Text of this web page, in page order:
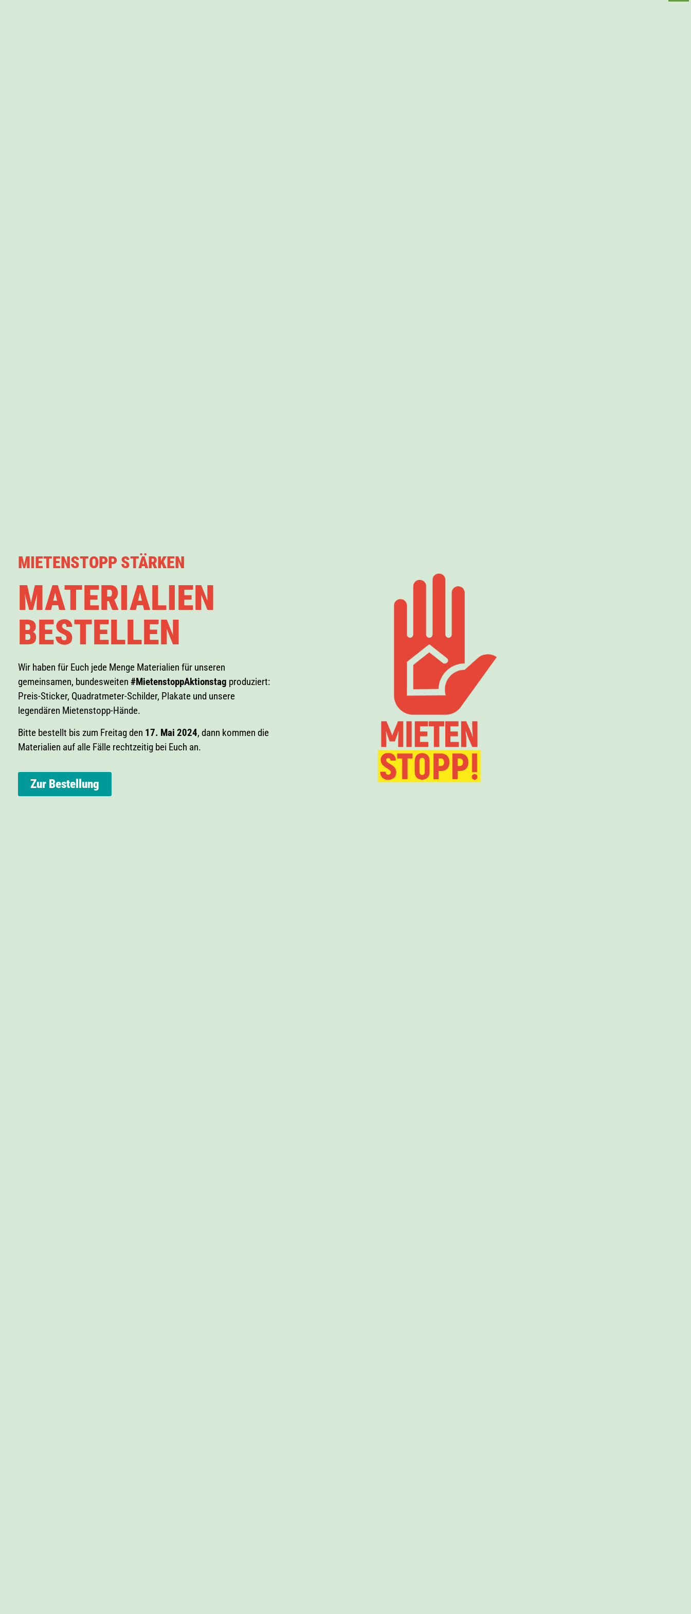
MIETENSTOPP STÄRKEN
MATERIALIEN
BESTELLEN
Wir haben für Euch jede Menge Materialien für unseren
gemeinsamen, bundesweiten #MietenstoppAktionstag produziert:
Preis-Sticker, Quadratmeter-Schilder, Plakate und unsere
legendären Mietenstopp-Hände.
Bitte bestellt bis zum Freitag den 17. Mai 2024, dann kommen die
Materialien auf alle Fälle rechtzeitig bei Euch an.
Zur Bestellung